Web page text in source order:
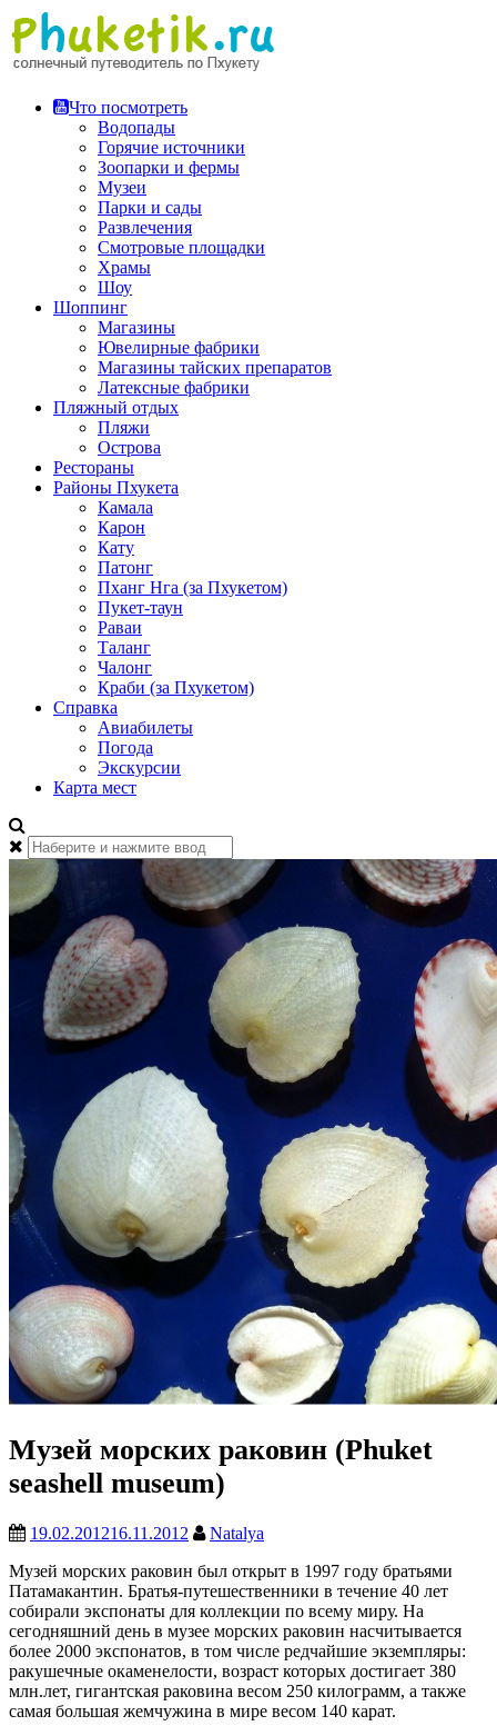
Перейти
к
содержимому
Что посмотреть
Водопады
Горячие источники
Зоопарки и фермы
Музеи
Парки и сады
Развлечения
Смотровые площадки
Храмы
Шоу
Шоппинг
Магазины
Ювелирные фабрики
Магазины тайских препаратов
Латексные фабрики
Пляжный отдых
Пляжи
Острова
Рестораны
Районы Пхукета
Камала
Карон
Кату
Патонг
Пханг Нга (за Пхукетом)
Пукет-таун
Раваи
Таланг
Чалонг
Краби (за Пхукетом)
Справка
Авиабилеты
Погода
Экскурсии
Карта мест
Найти:
Музей морских раковин (Phuket
seashell museum)
19.02.201216.11.2012
Natalya
Музей морских раковин был открыт в 1997 году братьями
Патамакантин. Братья-путешественники в течение 40 лет
собирали экспонаты для коллекции по всему миру. На
сегодняшний день в музее морских раковин насчитывается
более 2000 экспонатов, в том числе редчайшие экземпляры:
ракушечные окаменелости, возраст которых достигает 380
млн.лет, гигантская раковина весом 250 килограмм, а также
самая большая жемчужина в мире весом 140 карат.